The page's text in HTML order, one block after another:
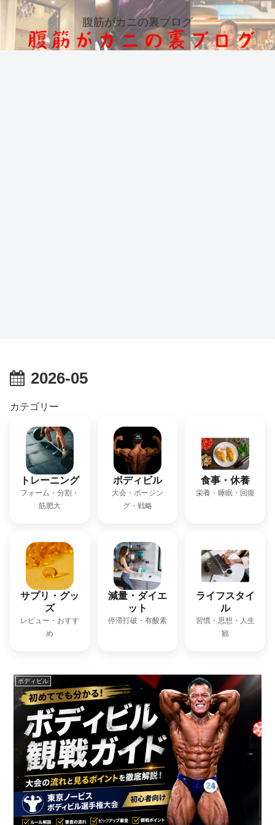
腹筋がカニの裏ブログ
2026-05
カテゴリー
トレーニング
フォーム・分割・
筋肥大
ボディビル
大会・ポージン
グ・戦略
食事・休養
栄養・睡眠・回復
サプリ・グッ
ズ
レビュー・おすす
め
減量・ダイエ
ット
停滞打破・有酸素
ライフスタイ
ル
習慣・思想・人生
観
ボディビル